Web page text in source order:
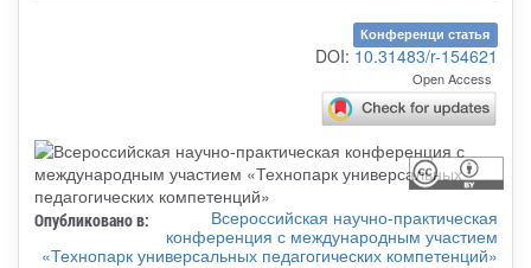
Конференци статья
DOI:10.31483/r-154621
Open Access
Опубликовано в:
Всероссийская научно-практическая
конференция с международным участием
«Технопарк универсальных педагогических компетенций»